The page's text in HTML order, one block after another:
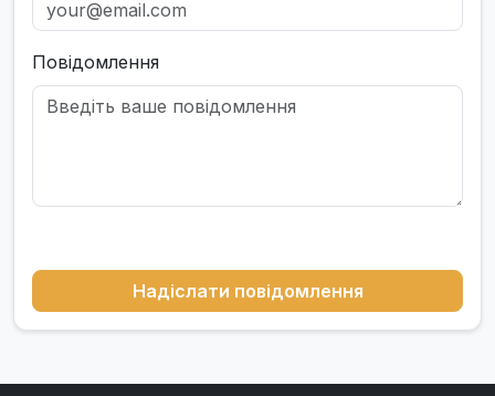
Повідомлення
Надіслати повідомлення